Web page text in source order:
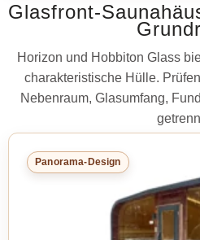
Glasfront-
Horizon und Hobbiton Glass
charakteristische Hülle.
Nebenraum, Glasumfang,
Panorama-Design